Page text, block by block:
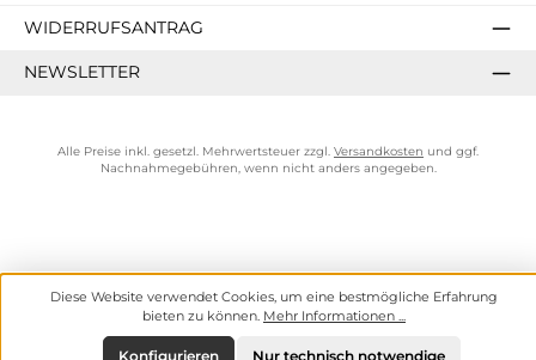
WIDERRUFSANTRAG
NEWSLETTER
Alle Preise inkl. gesetzl. Mehrwertsteuer zzgl. Versandkosten und ggf.
Nachnahmegebühren, wenn nicht anders angegeben.
Diese Website verwendet Cookies, um eine bestmögliche Erfahrung
bieten zu können. Mehr Informationen ...
Nur technisch notwendige
Konfigurieren